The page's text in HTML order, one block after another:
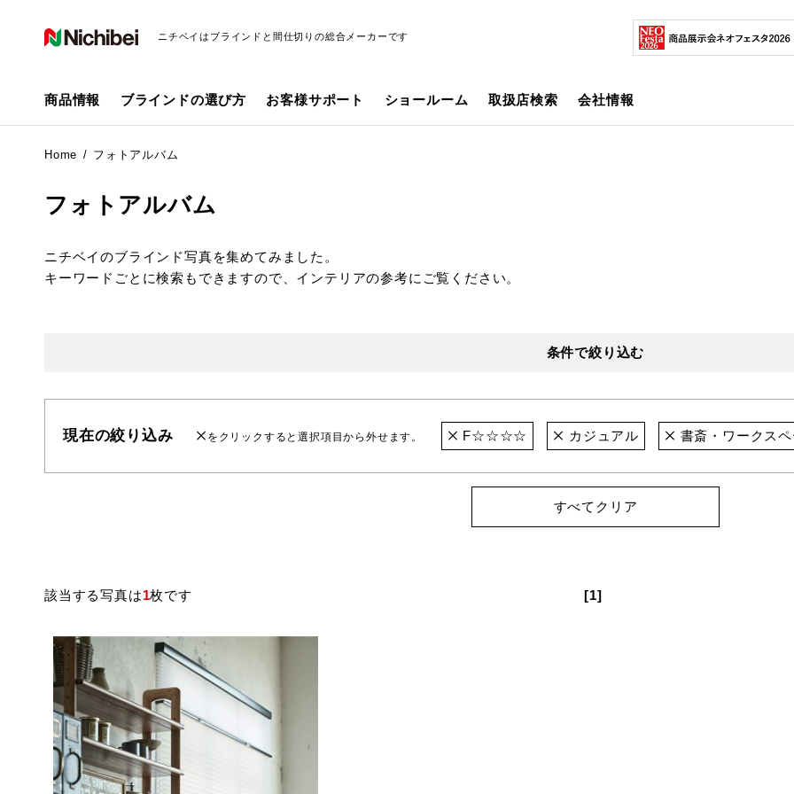
ニチベイはブラインドと間仕切りの総合メーカーです
商品情報 ブラインドの選び方 お客様サポート ショールーム 取扱店検索 会社情報
Home フォトアルバム
フォトアルバム
ニチベイのブラインド写真を集めてみました。
キーワードごとに検索もできますので、インテリアの参考にご覧ください。
条件で絞り込む
現在の絞り込み をクリックすると選択項目から外せます。 F☆☆☆☆ カジュアル 書斎・ワークスペ
すべてクリア
該当する写真は1枚です [1]